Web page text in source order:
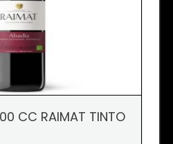
CC RAIMAT TINTO